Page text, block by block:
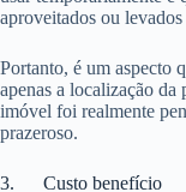
aproveitados ou
Portanto, é um aspecto
apenas a localização
imóvel foi realmente
prazeroso.
3. Custo benefício